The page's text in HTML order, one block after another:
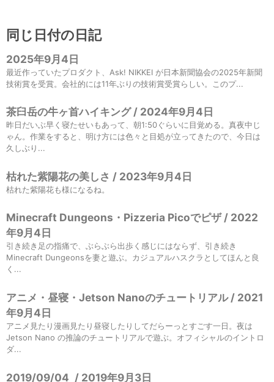
同じ日付の日記
2025年9月4日
最近作っていたプロダクト、Ask! NIKKEI が日本新聞協会の2025年新聞
技術賞を受賞。会社的には11年ぶりの技術賞受賞らしい。このプ...
茶臼岳の牛ヶ首ハイキング / 2024年9月4日
昨日だいぶ早く寝たせいもあって、朝1:50ぐらいに目覚める。真夜中じ
ゃん。作業をすると、明け方には色々と目処が立ってきたので、今日は
久しぶり...
枯れた紫陽花の美しさ / 2023年9月4日
枯れた紫陽花も様になるね。
Minecraft Dungeons・Pizzeria Picoでピザ / 2022
年9月4日
引き続き足の指痛で、ぶらぶら出歩く感じにはならず、引き続き
Minecraft Dungeonsを妻と遊ぶ。カジュアルハスクラとしてほんと良
く...
アニメ・昼寝・Jetson Nanoのチュートリアル / 2021
年9月4日
アニメ見たり漫画見たり昼寝したりしてだらーっとすごす一日。夜は
Jetson Nano の推論のチュートリアルで遊ぶ。オフィシャルのイントロ
ダ...
2019/09/04 / 2019年9月3日